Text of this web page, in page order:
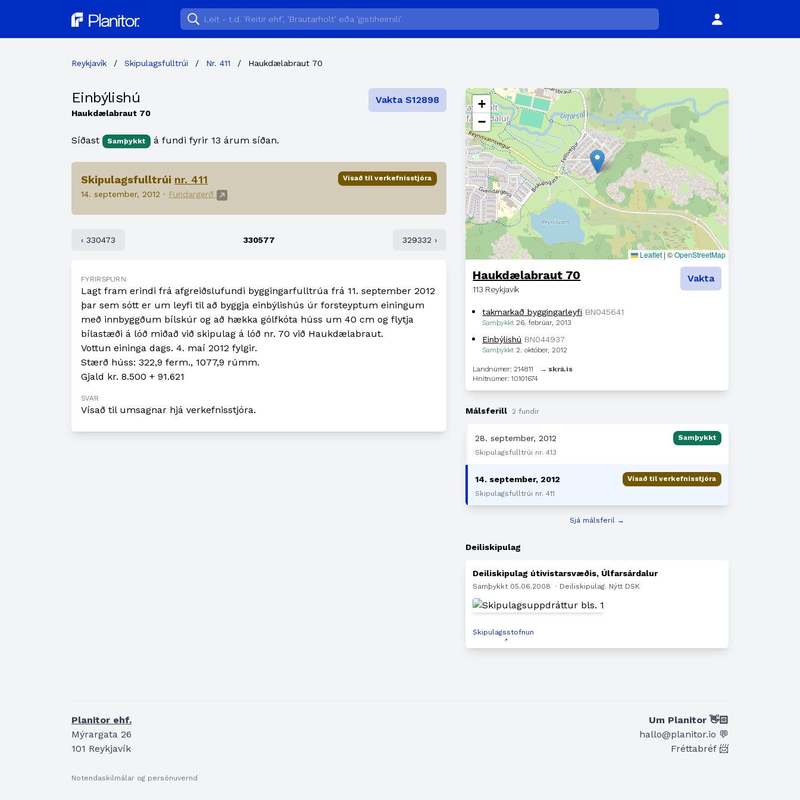
Planitor
Reykjavík / Skipulagsfulltrúi / Nr. 411 / Haukdælabraut 70
Einbýlishú
Haukdælabraut 70
Vakta S12898
Síðast Samþykkt á fundi fyrir 13 árum síðan.
Skipulagsfulltrúi nr. 411
14. september, 2012 · Fundargerð
Vísað til verkefnisstjóra
‹ 330473 330577 329332 ›
FYRIRSPURN
Lagt fram erindi frá afgreiðslufundi byggingarfulltrúa frá 11. september 2012
þar sem sótt er um leyfi til að byggja einbýlishús úr forsteyptum einingum
með innbyggðum bílskúr og að hækka gólfkóta húss um 40 cm og flytja
bílastæði á lóð miðað við skipulag á lóð nr. 70 við Haukdælabraut.
Vottun eininga dags. 4. maí 2012 fylgir.
Stærð húss: 322,9 ferm., 1077,9 rúmm.
Gjald kr. 8.500 + 91.621
SVAR
Vísað til umsagnar hjá verkefnisstjóra.
+
−
Leaflet | ©OpenStreetMap
Haukdælabraut 70
113 Reykjavík
Vakta
takmarkað byggingarleyfi BN045641
Samþykkt26. febrúar, 2013
Einbýlishú BN044937
Samþykkt2. október, 2012
Landnúmer: 214811
→ skrá.is
Hnitnúmer: 10101674
Málsferill 2 fundir
28. september, 2012
Samþykkt
Skipulagsfulltrúi nr. 413
14. september, 2012
Vísað til verkefnisstjóra
Skipulagsfulltrúi nr. 411
Sjá málsferil →
Deiliskipulag
Deiliskipulag útivistarsvæðis, Úlfarsárdalur
Samþykkt 05.06.2008 · Deiliskipulag. Nýtt DSK
Skipulagsstofnun
Planitor ehf.
Mýrargata 26
101 Reykjavík
Notendaskilmálar og persónuvernd
Um Planitor 👋🏻
hallo@planitor.io 💬
Fréttabréf 📨